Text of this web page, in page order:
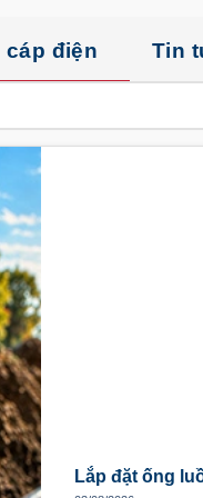
cáp điện Tin
Lắp đặt ống